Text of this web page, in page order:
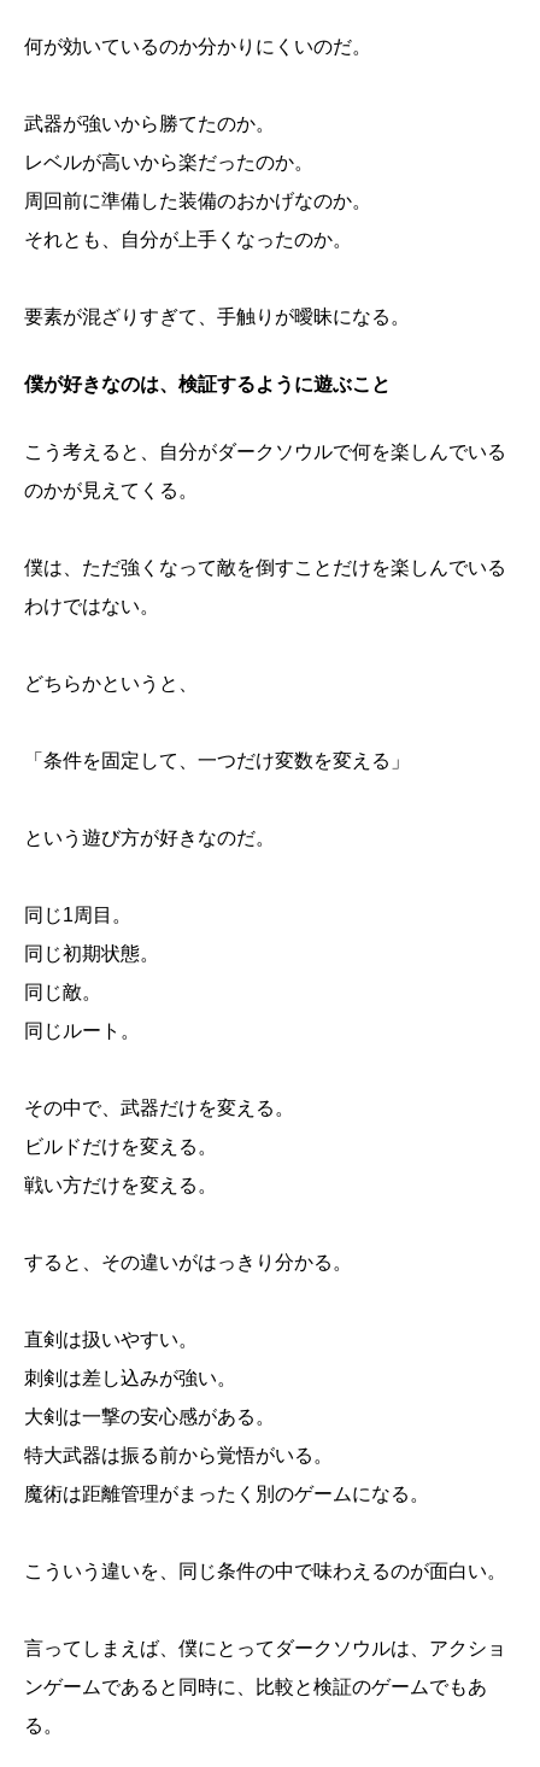
何が効いているのか分かりにくいのだ。
武器が強いから勝てたのか。
レベルが高いから楽だったのか。
周回前に準備した装備のおかげなのか。
それとも、自分が上手くなったのか。
要素が混ざりすぎて、手触りが曖昧になる。
僕が好きなのは、検証するように遊ぶこと
こう考えると、自分がダークソウルで何を楽しんでいる
のかが見えてくる。
僕は、ただ強くなって敵を倒すことだけを楽しんでいる
わけではない。
どちらかというと、
「条件を固定して、一つだけ変数を変える」
という遊び方が好きなのだ。
同じ1周目。
同じ初期状態。
同じ敵。
同じルート。
その中で、武器だけを変える。
ビルドだけを変える。
戦い方だけを変える。
すると、その違いがはっきり分かる。
直剣は扱いやすい。
刺剣は差し込みが強い。
大剣は一撃の安心感がある。
特大武器は振る前から覚悟がいる。
魔術は距離管理がまったく別のゲームになる。
こういう違いを、同じ条件の中で味わえるのが面白い。
言ってしまえば、僕にとってダークソウルは、アクショ
ンゲームであると同時に、比較と検証のゲームでもあ
る。